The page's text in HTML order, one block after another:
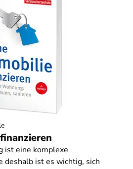
ist eine komplexe
deshalb ist es wichtig, sich